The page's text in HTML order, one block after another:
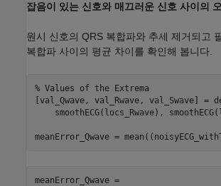
잡음이 있는 신호와 매끄러운 신호 사이의
원시 신호의 QRS 복합파와 추세 제거되고
복합파 사이의 평균 차이를 확인해 봅니다.
% Values of the Extrema
[val_Qwave, val_Rwave, val_Swave] =
smoothECG(locs_Rwave),
meanError_Qwave =
meanError_Qwave =